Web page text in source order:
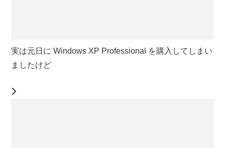
実は元日に Windows XP Professional を購入してしまい
ましたけど